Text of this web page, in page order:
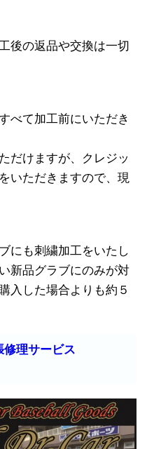
後の返品や交換は一切
べて加工前にいただき
だけますが、クレジッ
いただきますので、現
にも刺繍加工をいたし
新品グラブにのみが対
入した場合よりも約５
理サービス